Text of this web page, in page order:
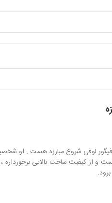
لوفی شروع مبارزه هست . او
و از کیفیت ساخت بالایی